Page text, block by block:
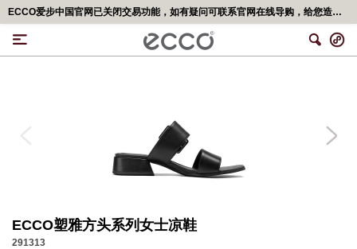
ECCO塑雅方头系列女士凉鞋
291313
ECCO爱步中国官网已关闭交易功能，如有疑问可联系官网在线导购，给您造成不便，深表歉意！更多精彩优惠活动,可移步<ECCO爱步官网小程序>